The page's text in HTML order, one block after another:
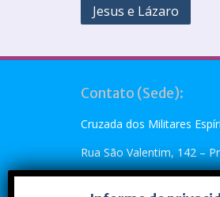
Jesus e Lázaro
Contato (Sede):
Cruzada dos Militares
Rua São Valentim, 142 –
Rio de Janeiro, RJ – CEP: